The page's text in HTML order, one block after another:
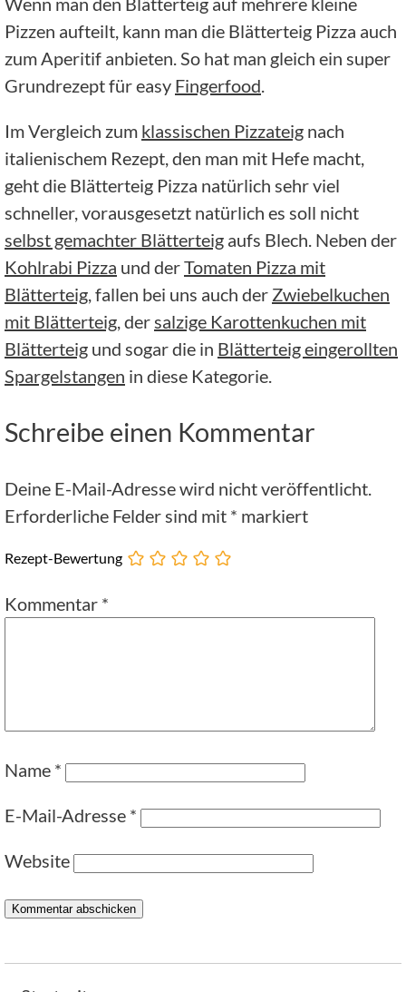
Pizzen aufteilt, kann man die Blätterteig Pizza auch
zum Aperitif anbieten. So hat man gleich ein super
Grundrezept für easy Fingerfood.
Im Vergleich zum klassischen Pizzateig nach
italienischem Rezept, den man mit Hefe macht,
geht die Blätterteig Pizza natürlich sehr viel
schneller, vorausgesetzt natürlich es soll nicht
selbst gemachter Blätterteig aufs Blech. Neben der
Kohlrabi Pizza und derTomaten Pizza mit
Blätterteig, fallen bei uns auch der Zwiebelkuchen
mit Blätterteig, dersalzige Karottenkuchen mit
Blätterteig und sogar die in Blätterteig eingerollten
Spargelstangen in diese Kategorie.
Schreibe einen Kommentar
Deine E-Mail-Adresse wird nicht veröffentlicht.
Erforderliche Felder sind mit * markiert
Rezept-Bewertung
Kommentar *
Name *
E-Mail-Adresse *
Website